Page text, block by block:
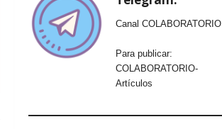
Canal COLABORATORIO
Para publicar:
COLABORATORIO-
Artículos